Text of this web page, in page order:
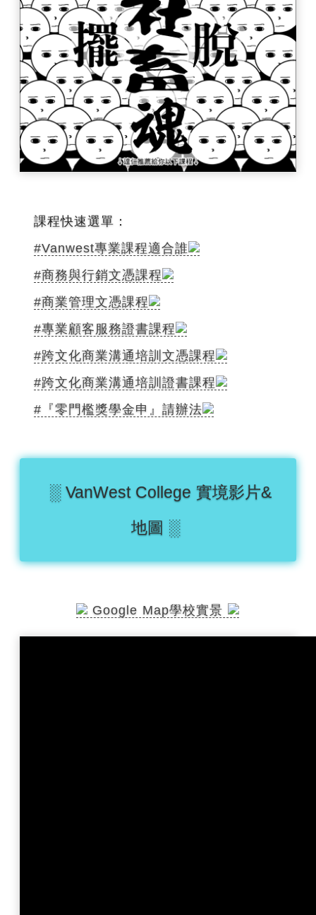
課程快速選單：
#Vanwest專業課程適合誰
#商務與行銷文憑課程
#商業管理文憑課程
#專業顧客服務證書課程
#跨文化商業溝通培訓文憑課程
#跨文化商業溝通培訓證書課程
#『零門檻獎學金申』請辦法
░ VanWest College 實境影片&
地圖 ░
Google Map學校實景